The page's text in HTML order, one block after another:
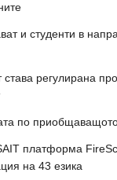
и студенти в
става регулирана
по
платформа
на 43 езика